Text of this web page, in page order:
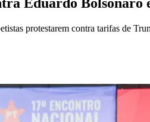
protestarem contra tarifas de